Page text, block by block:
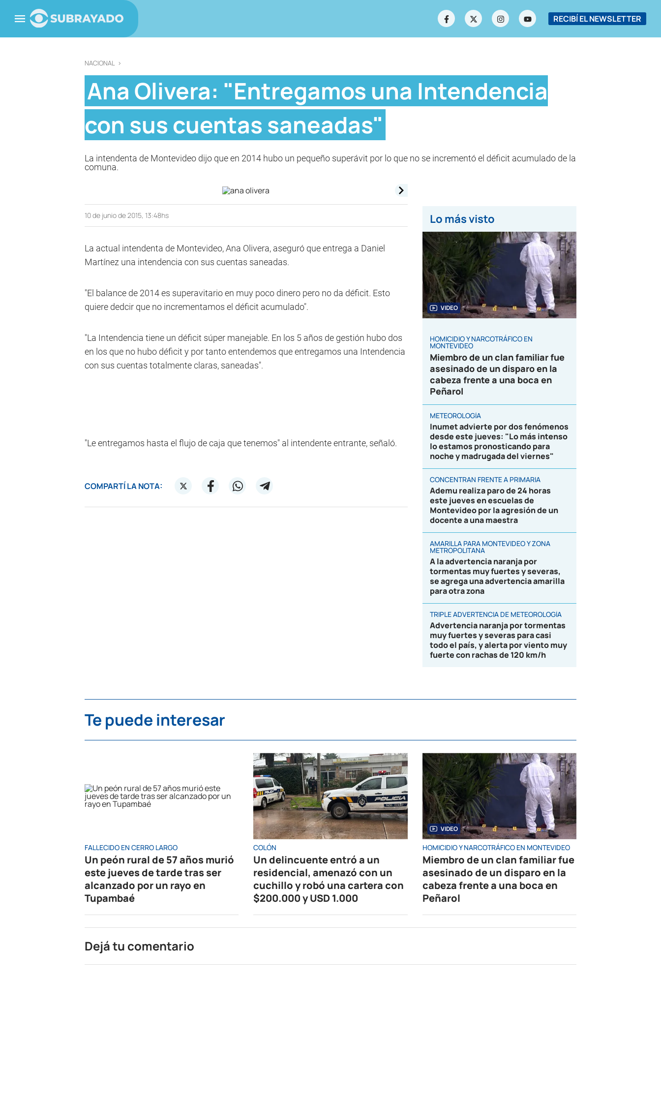
RECIBÍ EL NEWSLETTER
NACIONAL >
Ana Olivera: "Entregamos una Intendencia
con sus cuentas saneadas"
La intendenta de Montevideo dijo que en 2014 hubo un pequeño superávit por lo que no se incrementó el déficit acumulado de la
comuna.
10 de junio de 2015, 13:48hs
La actual intendenta de Montevideo, Ana Olivera, aseguró que entrega a Daniel
Martínez una intendencia con sus cuentas saneadas.
"El balance de 2014 es superavitario en muy poco dinero pero no da déficit. Esto
quiere dedcir que no incrementamos el déficit acumulado".
"La Intendencia tiene un déficit súper manejable. En los 5 años de gestión hubo dos
en los que no hubo déficit y por tanto entendemos que entregamos una Intendencia
con sus cuentas totalmente claras, saneadas".
"Le entregamos hasta el flujo de caja que tenemos" al intendente entrante, señaló.
COMPARTÍ LA NOTA:
Lo más visto
VIDEO
HOMICIDIO Y NARCOTRÁFICO EN
MONTEVIDEO
Miembro de un clan familiar fue
asesinado de un disparo en la
cabeza frente a una boca en
Peñarol
METEOROLOGÍA
Inumet advierte por dos fenómenos
desde este jueves: "Lo más intenso
lo estamos pronosticando para
noche y madrugada del viernes"
CONCENTRAN FRENTE A PRIMARIA
Ademu realiza paro de 24 horas
este jueves en escuelas de
Montevideo por la agresión de un
docente a una maestra
AMARILLA PARA MONTEVIDEO Y ZONA
METROPOLITANA
A la advertencia naranja por
tormentas muy fuertes y severas,
se agrega una advertencia amarilla
para otra zona
TRIPLE ADVERTENCIA DE METEOROLOGÍA
Advertencia naranja por tormentas
muy fuertes y severas para casi
todo el país, y alerta por viento muy
fuerte con rachas de 120 km/h
Te puede interesar
FALLECIDO EN CERRO LARGO
Un peón rural de 57 años murió
este jueves de tarde tras ser
alcanzado por un rayo en
Tupambaé
COLÓN
Un delincuente entró a un
residencial, amenazó con un
cuchillo y robó una cartera con
$200.000 y USD 1.000
VIDEO
HOMICIDIO Y NARCOTRÁFICO EN MONTEVIDEO
Miembro de un clan familiar fue
asesinado de un disparo en la
cabeza frente a una boca en
Peñarol
Dejá tu comentario